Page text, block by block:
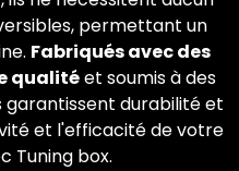
permettant un
Fabriqués avec des
qualitéet soumis à des
garantissent durabilité et
et l'efficacité de votre
Tuning box.